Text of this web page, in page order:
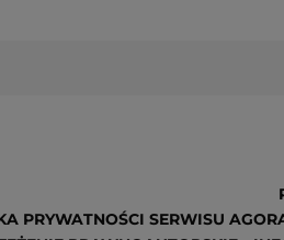
PRYWATNOŚCI SERWISU